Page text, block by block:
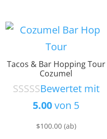
Tacos & Bar Hopping Tour
Cozumel
Bewertet mit
5.00von 5
$100.00 (ab)